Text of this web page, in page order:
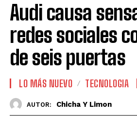
Audi causa
redes sociales
de seis puertas
LO MÁS NUEVO TECNOLOGIA
AUTOR: Chicha Y Limon